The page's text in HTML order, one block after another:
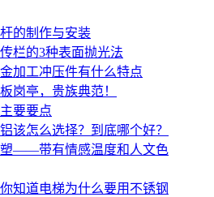
的制作与安装
栏的3种表面抛光法
加工冲压件有什么特点
岗亭，贵族典范！
要要点
该怎么选择？到底哪个好？
——带有情感温度和人文色
知道电梯为什么要用不锈钢